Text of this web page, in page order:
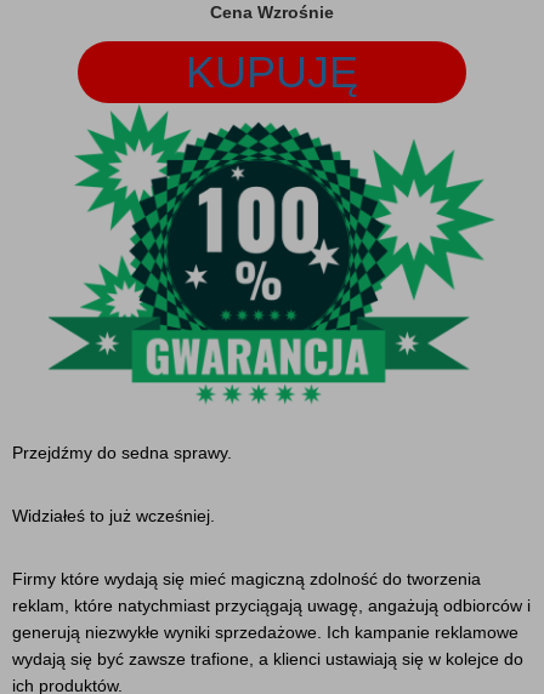
Cena Wzrośnie
KUPUJĘ
Przejdźmy do sedna sprawy.
Widziałeś to już wcześniej.
Firmy które wydają się mieć magiczną zdolność do tworzenia
reklam, które natychmiast przyciągają uwagę, angażują odbiorców i
generują niezwykłe wyniki sprzedażowe. Ich kampanie reklamowe
wydają się być zawsze trafione, a klienci ustawiają się w kolejce do
ich produktów.